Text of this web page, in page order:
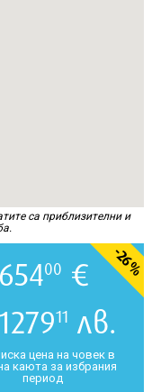
са приблизителни и
65400 €
11 лв.
цена на човек в
каюта за избрания
период
-26%